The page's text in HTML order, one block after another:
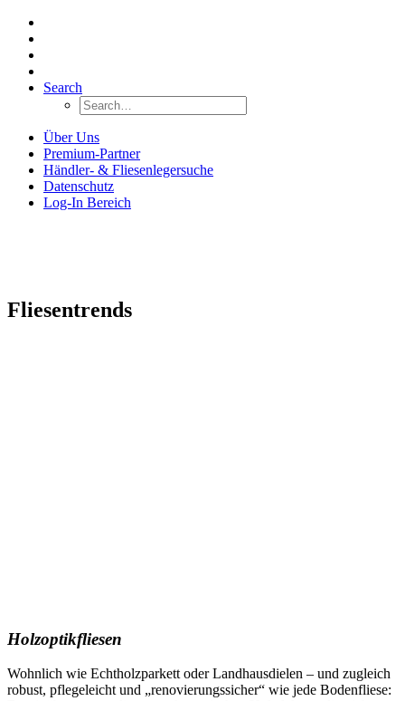
Search
Über Uns
Premium-Partner
Händler- & Fliesenlegersuche
Datenschutz
Log-In Bereich
Fliesentrends
Holzoptikfliesen
Wohnlich wie Echtholzparkett oder Landhausdielen – und zugleich
robust, pflegeleicht und „renovierungssicher“ wie jede Bodenfliese: